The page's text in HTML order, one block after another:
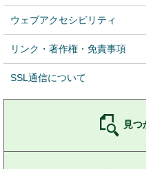
ウェブアクセシビリティ
リンク・著作権・免責事項
SSL通信について
見つ